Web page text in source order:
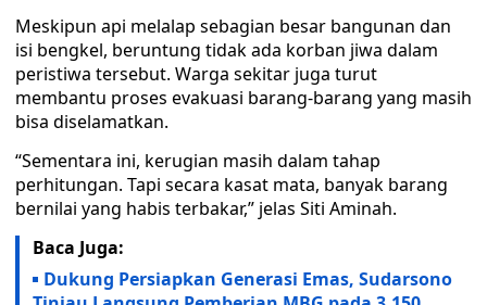
Meskipun api melalap sebagian besar bangunan dan
isi bengkel, beruntung tidak ada korban jiwa dalam
peristiwa tersebut. Warga sekitar juga turut
membantu proses evakuasi barang-barang yang masih
bisa diselamatkan.
“Sementara ini, kerugian masih dalam tahap
perhitungan. Tapi secara kasat mata, banyak barang
bernilai yang habis terbakar,” jelas Siti Aminah.
Baca Juga:
Dukung Persiapkan Generasi Emas, Sudarsono